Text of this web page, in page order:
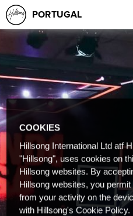
PORTUGAL
COOKIES
Hillsong International Ltd atf
"Hillsong", uses cookies on
Hillsong websites. By
Hillsong websites, you
from your activity on the
with Hillsong's Cookie Policy.